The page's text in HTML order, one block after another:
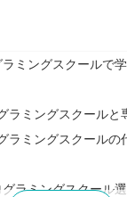
ミングスクールで
ラミングスクールと
ラミングスクールの
ラミングスクール